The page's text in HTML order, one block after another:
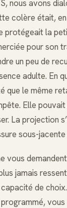
nous avons
colère était,
protégeait la
pour son
un peu de
adulte. En
que le même
Elle pouvait
La projection
sous-
vous
jamais
de